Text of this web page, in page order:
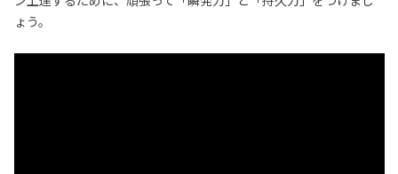
ょう。